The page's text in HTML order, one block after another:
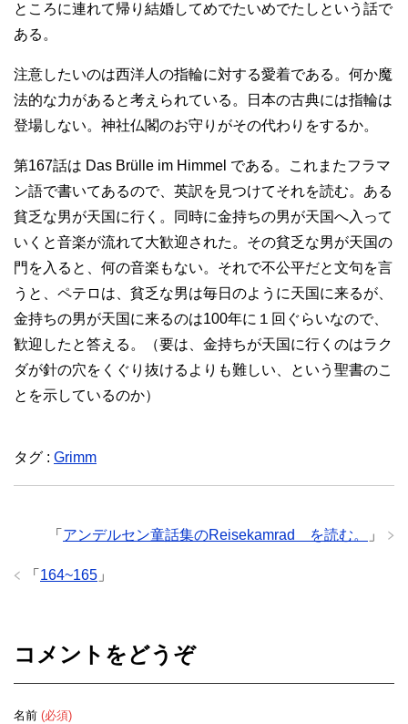
ところに連れて帰り結婚してめでたいめでたしという話で
ある。
注意したいのは西洋人の指輪に対する愛着である。何か魔
法的な力があると考えられている。日本の古典には指輪は
登場しない。神社仏閣のお守りがその代わりをするか。
第167話は Das Brülle im Himmel である。これまたフラマ
ン語で書いてあるので、英訳を見つけてそれを読む。ある
貧乏な男が天国に行く。同時に金持ちの男が天国へ入って
いくと音楽が流れて大歓迎された。その貧乏な男が天国の
門を入ると、何の音楽もない。それで不公平だと文句を言
うと、ペテロは、貧乏な男は毎日のように天国に来るが、
金持ちの男が天国に来るのは100年に１回ぐらいなので、
歓迎したと答える。（要は、金持ちが天国に行くのはラク
ダが針の穴をくぐり抜けるよりも難しい、という聖書のこ
とを示しているのか）
タグ : Grimm
「 アンデルセン童話集のReisekamrad を読む。 」
「 164~165 」
コメントをどうぞ
名前 (必須)